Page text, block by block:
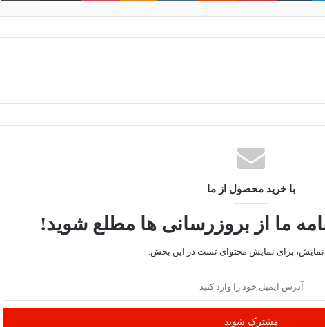
با خرید محصول از ما
ما از بروزرسانی ها مطلع شوید!
برای نمایش محتوای تست در این بخش.